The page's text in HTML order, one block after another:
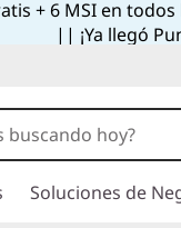
+ 6 MSI en
|| ¡Ya llegó
Soluciones de